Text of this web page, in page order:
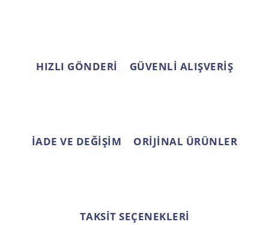
HIZLI GÖNDERİ GÜVENLİ ALIŞVERİŞ
İADE VE DEĞİŞİM ORİJİNAL ÜRÜNLER
TAKSİT SEÇENEKLERİ